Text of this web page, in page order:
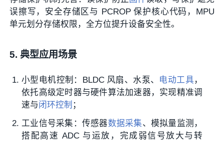
误擦写，安全存储区与 PCROP 保护核心代码，MPU
单元划分存储权限，全方位提升设备安全性。
5. 典型应用场景
小型电机控制：BLDC 风扇、水泵、 电动工具 ，
依托高级定时器与硬件算法加速器，实现精准调
速与闭环控制 ；
工业信号采集：传感器数据采集、模拟量监测，
搭配高速 ADC 与运放，完成弱信号放大与转